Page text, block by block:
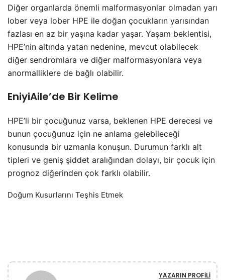
Diğer organlarda önemli malformasyonlar olmadan yarı
lober veya lober HPE ile doğan çocukların yarısından
fazlası en az bir yaşına kadar yaşar. Yaşam beklentisi,
HPE’nin altında yatan nedenine, mevcut olabilecek
diğer sendromlara ve diğer malformasyonlara veya
anormalliklere de bağlı olabilir.
EniyiAile’de Bir Kelime
HPE’li bir çocuğunuz varsa, beklenen HPE derecesi ve
bunun çocuğunuz için ne anlama gelebileceği
konusunda bir uzmanla konuşun. Durumun farklı alt
tipleri ve geniş şiddet aralığından dolayı, bir çocuk için
prognoz diğerinden çok farklı olabilir.
Doğum Kusurlarını Teşhis Etmek
YAZARIN PROFILI